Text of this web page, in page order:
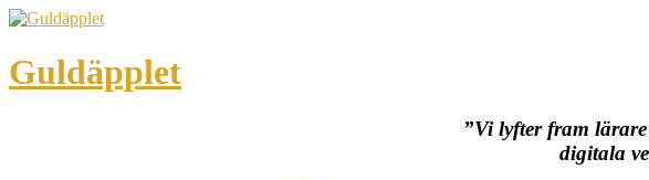
Guldäpplet
”Vi lyfter fram
digitala